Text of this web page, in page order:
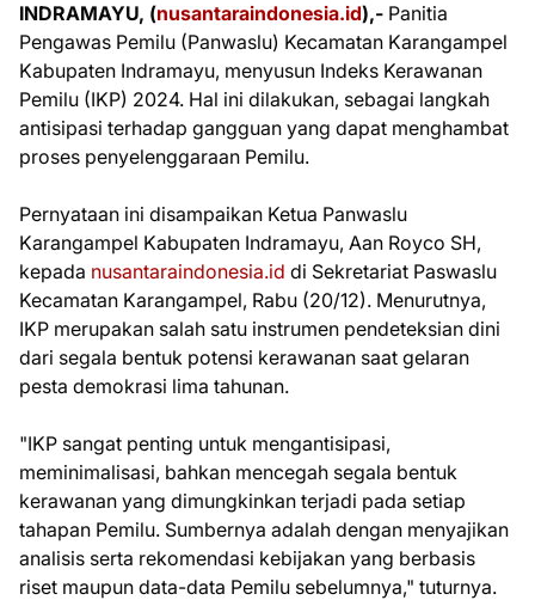
INDRAMAYU, (nusantaraindonesia.id),- Panitia
Pengawas Pemilu (Panwaslu) Kecamatan Karangampel
Kabupaten Indramayu, menyusun Indeks Kerawanan
Pemilu (IKP) 2024. Hal ini dilakukan, sebagai langkah
antisipasi terhadap gangguan yang dapat menghambat
proses penyelenggaraan Pemilu.
Pernyataan ini disampaikan Ketua Panwaslu
Karangampel Kabupaten Indramayu, Aan Royco SH,
kepada nusantaraindonesia.id di Sekretariat Paswaslu
Kecamatan Karangampel, Rabu (20/12). Menurutnya,
IKP merupakan salah satu instrumen pendeteksian dini
dari segala bentuk potensi kerawanan saat gelaran
pesta demokrasi lima tahunan.
"IKP sangat penting untuk mengantisipasi,
meminimalisasi, bahkan mencegah segala bentuk
kerawanan yang dimungkinkan terjadi pada setiap
tahapan Pemilu. Sumbernya adalah dengan menyajikan
analisis serta rekomendasi kebijakan yang berbasis
riset maupun data-data Pemilu sebelumnya," tuturnya.